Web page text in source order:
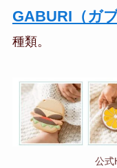
GABURI（ガ
種類。
公式